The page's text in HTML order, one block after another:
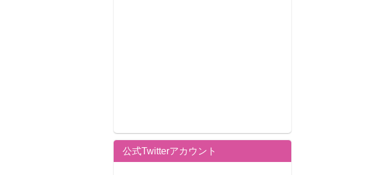
公式Twitterアカウント